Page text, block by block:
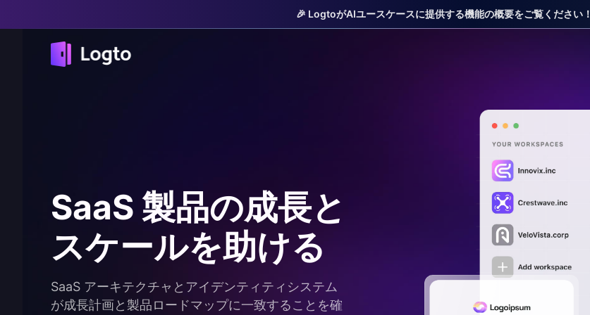
🎉 LogtoがAIユースケースに提供する機能の概要をご覧ください！
SaaS 製品の成長と
スケールを助ける
SaaS アーキテクチャとアイデンティティシステム
が成長計画と製品ロードマップに一致することを確